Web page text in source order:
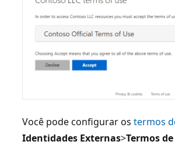
Você pode configurar os termos
Identidades Externas>Termos